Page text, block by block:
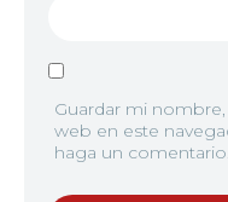
Guardar mi
web en este
haga un comentario.